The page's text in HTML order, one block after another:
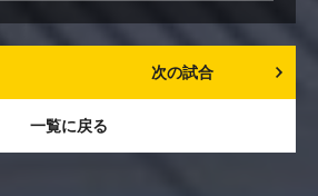
一覧に戻る
次の試合